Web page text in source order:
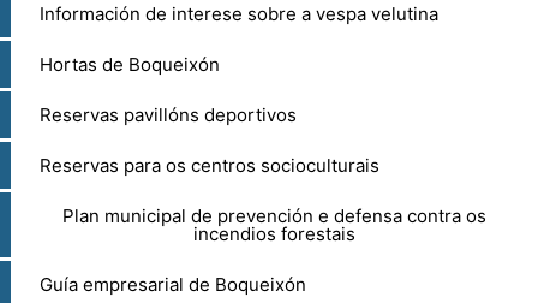
Información de interese sobre a vespa velutina
Hortas de Boqueixón
Reservas pavillóns deportivos
Reservas para os centros socioculturais
Plan municipal de prevención e defensa contra os
incendios forestais
Guía empresarial de Boqueixón